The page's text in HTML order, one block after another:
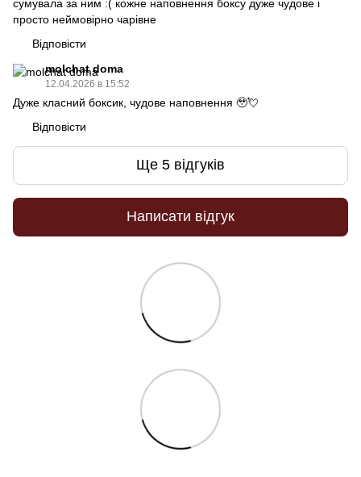
сумувала за ним :( кожне наповнення боксу дуже чудове і
просто неймовірно чарівне
Відповісти
molchat doma
12.04.2026 в 15:52
Дуже класний боксик, чудове наповнення 🥹💘
Відповісти
Ще 5 відгуків
Написати відгук